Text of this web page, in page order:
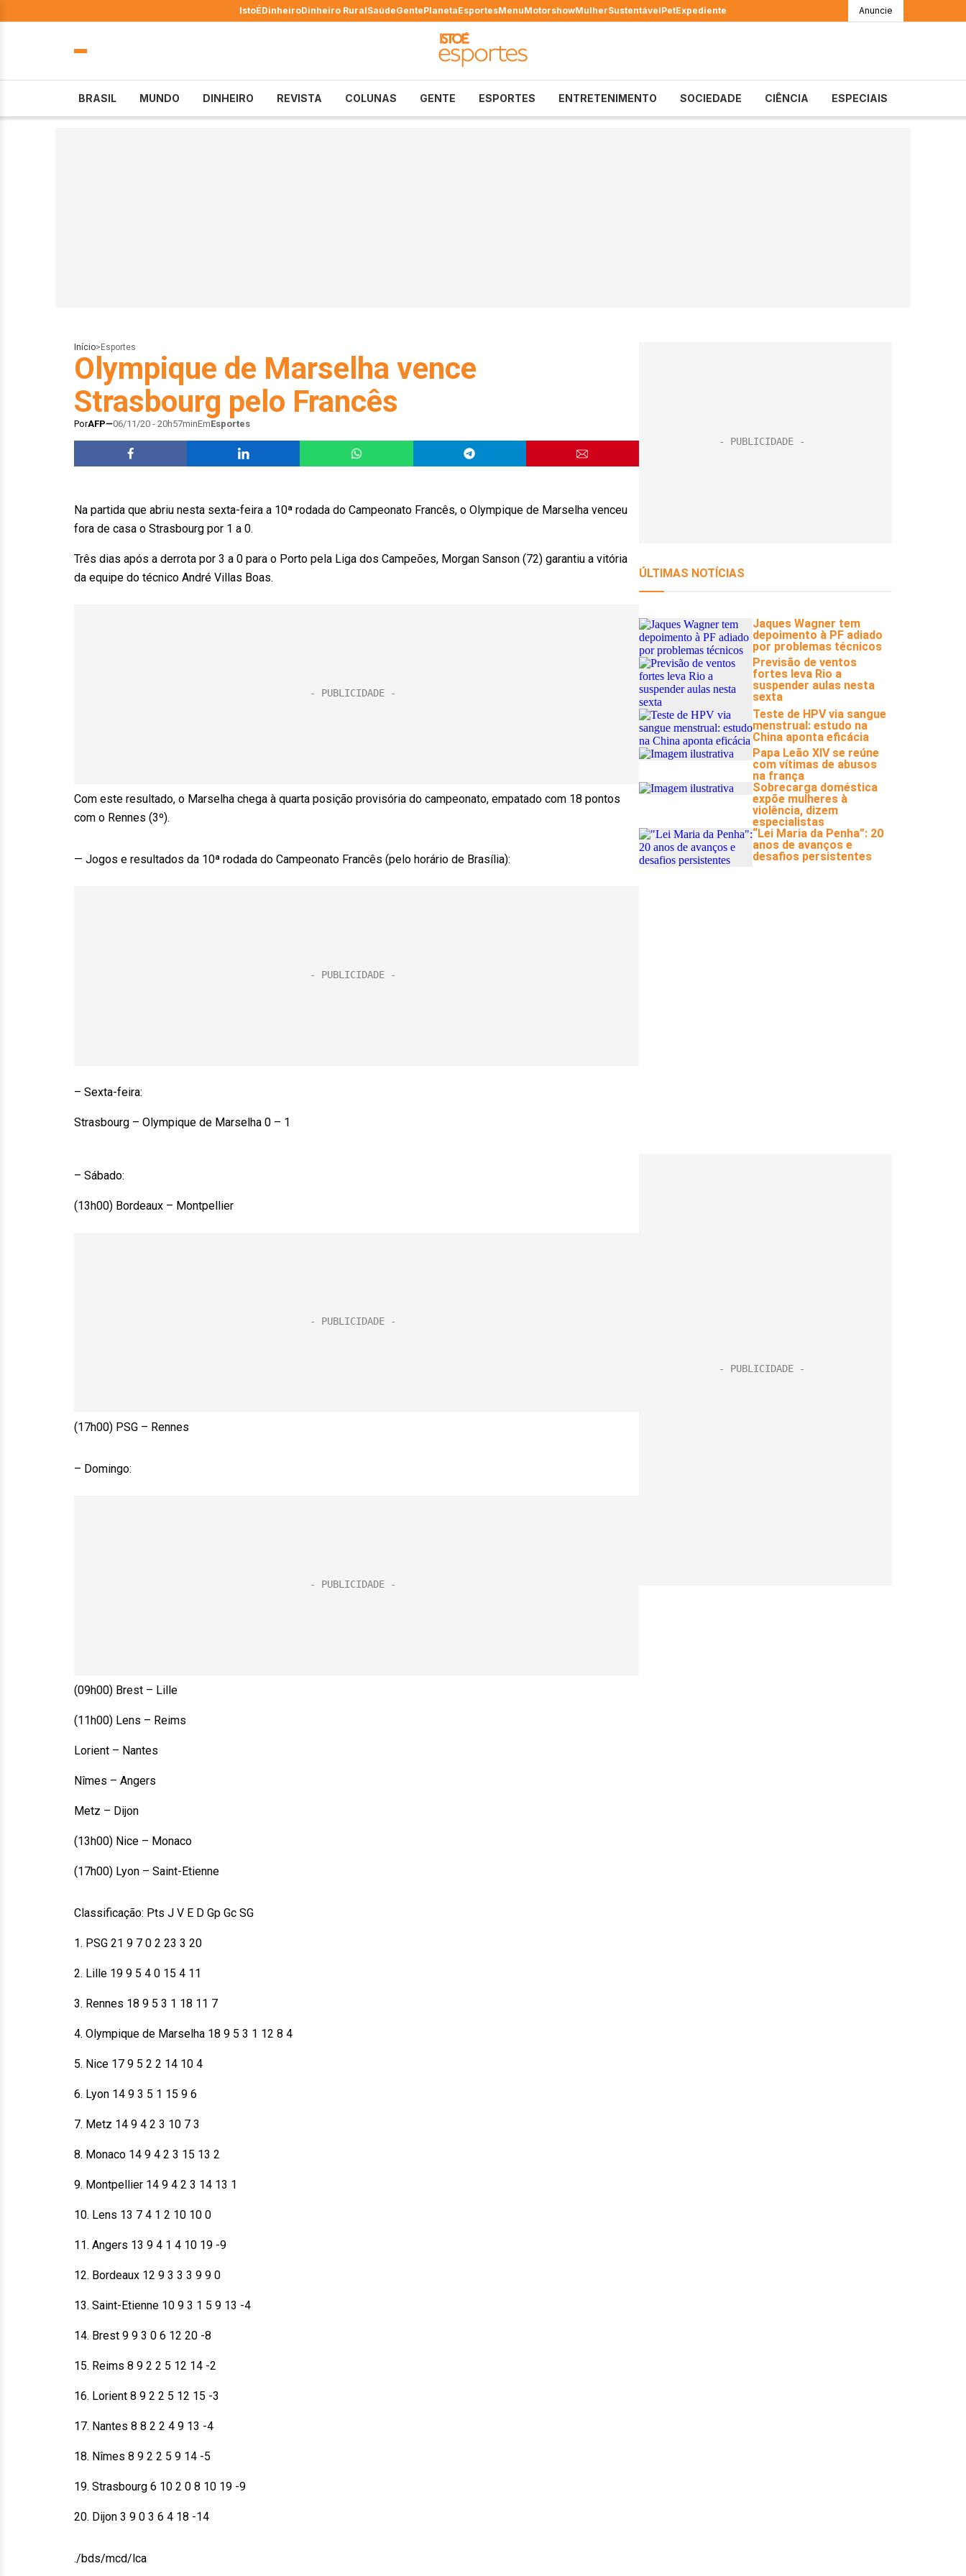
IstoÉDinheiroDinheiro RuralSaúdeGentePlanetaEsportesMenuMotorshowMulherSustentávelPetExpediente Anuncie
BRASIL MUNDO DINHEIRO REVISTA COLUNAS GENTE ESPORTES ENTRETENIMENTO SOCIEDADE CIÊNCIA ESPECIAIS
Início> Esportes
Olympique de Marselha vence
Strasbourg pelo Francês
PorAFP 06/11/20 - 20h57minEmEsportes
Na partida que abriu nesta sexta-feira a 10ª rodada do Campeonato Francês, o Olympique de Marselha venceu
fora de casa o Strasbourg por 1 a 0.
Três dias após a derrota por 3 a 0 para o Porto pela Liga dos Campeões, Morgan Sanson (72) garantiu a vitória
da equipe do técnico André Villas Boas.
Com este resultado, o Marselha chega à quarta posição provisória do campeonato, empatado com 18 pontos
com o Rennes (3º).
— Jogos e resultados da 10ª rodada do Campeonato Francês (pelo horário de Brasília):
– Sexta-feira:
Strasbourg – Olympique de Marselha 0 – 1
– Sábado:
(13h00) Bordeaux – Montpellier
(17h00) PSG – Rennes
– Domingo:
(09h00) Brest – Lille
(11h00) Lens – Reims
Lorient – Nantes
Nîmes – Angers
Metz – Dijon
(13h00) Nice – Monaco
(17h00) Lyon – Saint-Etienne
Classificação: Pts J V E D Gp Gc SG
1. PSG 21 9 7 0 2 23 3 20
2. Lille 19 9 5 4 0 15 4 11
3. Rennes 18 9 5 3 1 18 11 7
4. Olympique de Marselha 18 9 5 3 1 12 8 4
5. Nice 17 9 5 2 2 14 10 4
6. Lyon 14 9 3 5 1 15 9 6
7. Metz 14 9 4 2 3 10 7 3
8. Monaco 14 9 4 2 3 15 13 2
9. Montpellier 14 9 4 2 3 14 13 1
10. Lens 13 7 4 1 2 10 10 0
11. Angers 13 9 4 1 4 10 19 -9
12. Bordeaux 12 9 3 3 3 9 9 0
13. Saint-Etienne 10 9 3 1 5 9 13 -4
14. Brest 9 9 3 0 6 12 20 -8
15. Reims 8 9 2 2 5 12 14 -2
16. Lorient 8 9 2 2 5 12 15 -3
17. Nantes 8 8 2 2 4 9 13 -4
18. Nîmes 8 9 2 2 5 9 14 -5
19. Strasbourg 6 10 2 0 8 10 19 -9
20. Dijon 3 9 0 3 6 4 18 -14
./bds/mcd/lca